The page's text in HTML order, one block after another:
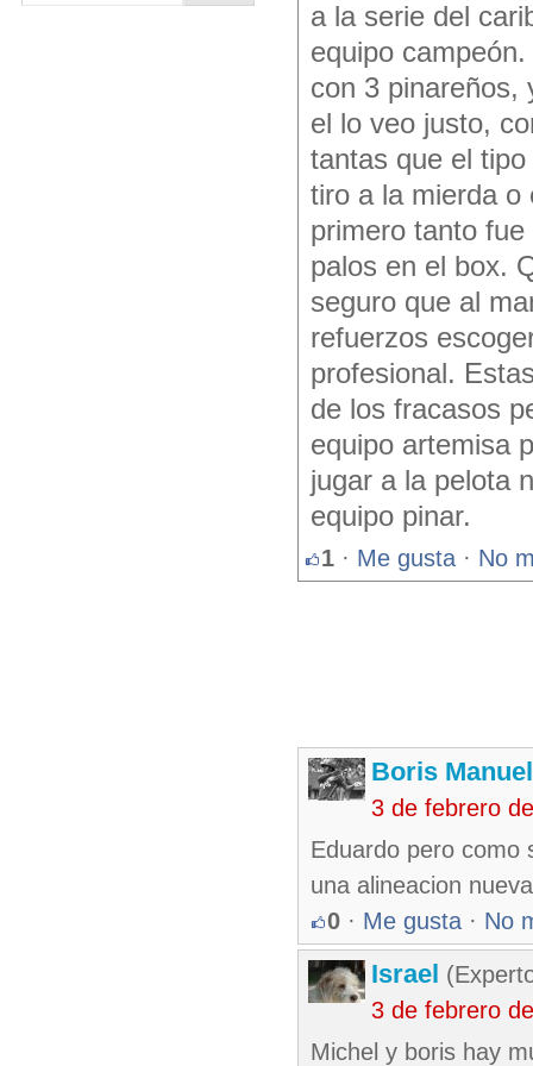
a la serie del
equipo
con 3 pinareños,
el lo veo justo,
tantas que el
tiro a la mierda o
primero tanto
palos en el box.
seguro que al
refuerzos
profesional.
de los fracasos
equipo artemisa
jugar a la pelota
equipo pinar.
1 · Me gusta · No
Boris
3 de febrero
Eduardo pero como
una alineacion
0 · Me gusta · No
Israel
3 de febrero
Michel y boris hay